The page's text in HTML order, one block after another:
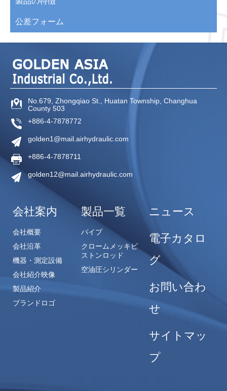
公差フォーム
No.679, Zhongqiao St., Huatan Township, Changhua
County 503
+886-4-7878772
golden1@mail.airhydraulic.com
+886-4-7878711
golden12@mail.airhydraulic.com
会社案内
会社概要
会社沿革
機器・測定設備
会社紹介映像
製品紹介
ブランドロゴ
製品一覧
パイプ
クロームメッキピ
ストンロッド
空油圧シリンダー
ニュース
電子カタロ
グ
お問い合わ
せ
サイトマッ
プ